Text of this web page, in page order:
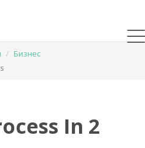
Бизнес
In 2